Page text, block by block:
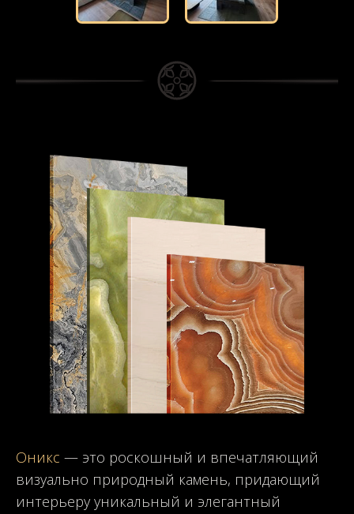
Оникс — это роскошный и впечатляющий
визуально природный камень, придающий
интерьеру уникальный и элегантный